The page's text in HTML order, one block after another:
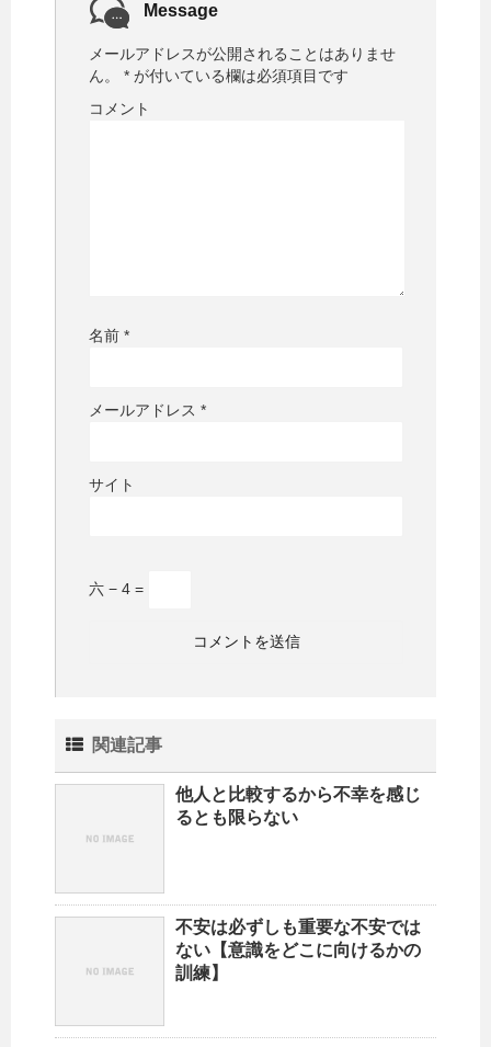
Message
メールアドレスが公開されることはありませ
ん。
* が付いている欄は必須項目です
コメント
名前 *
メールアドレス *
サイト
六 − 4 =
関連記事
他人と比較するから不幸を感じ
るとも限らない
不安は必ずしも重要な不安では
ない【意識をどこに向けるかの
訓練】